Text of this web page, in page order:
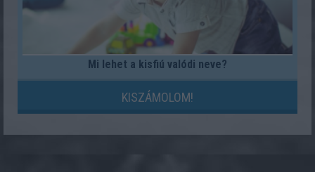
Mi lehet a kisfiú valódi neve?
KISZÁMOLOM!